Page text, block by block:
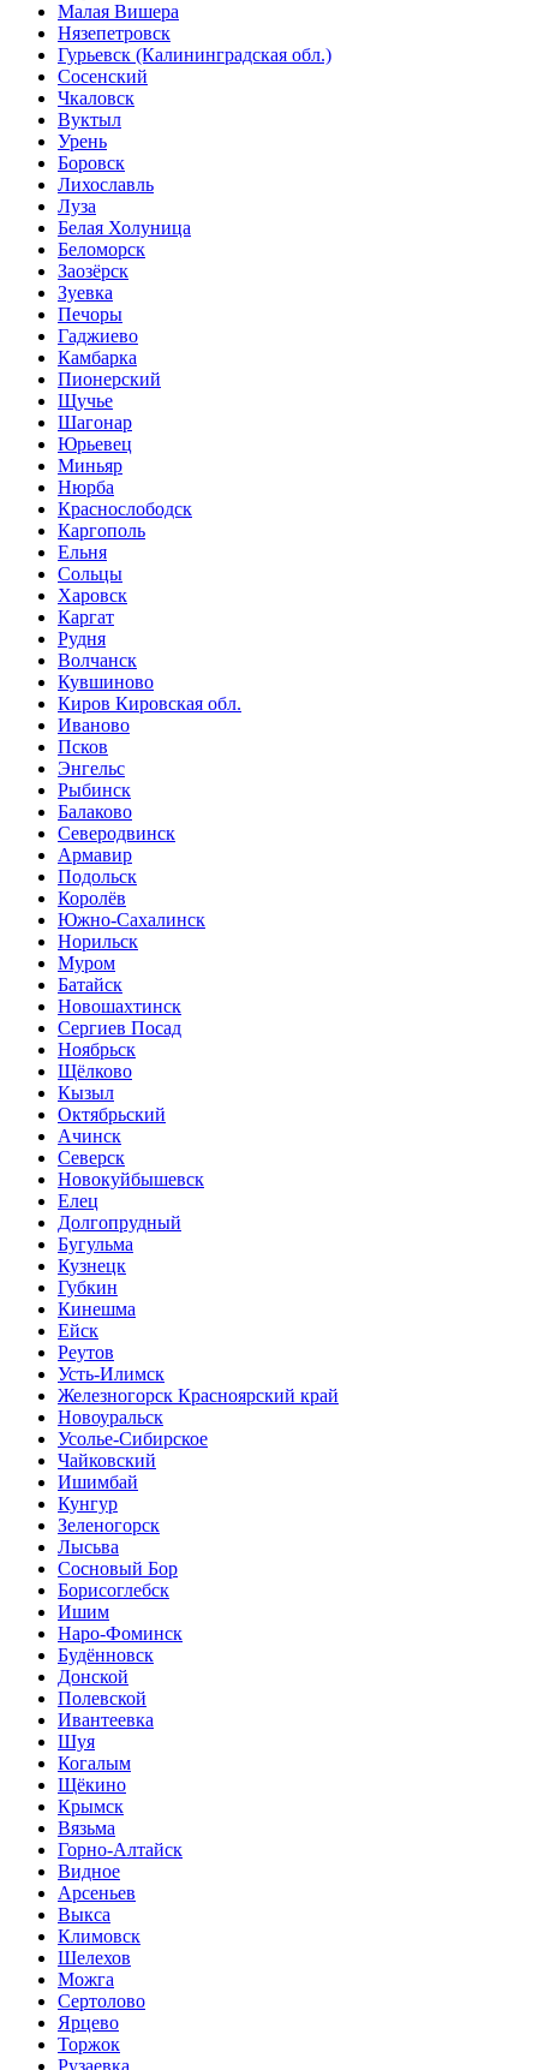
Малая Вишера
Нязепетровск
Гурьевск (Калининградская обл.)
Сосенский
Чкаловск
Вуктыл
Урень
Боровск
Лихославль
Луза
Белая Холуница
Беломорск
Заозёрск
Зуевка
Печоры
Гаджиево
Камбарка
Пионерский
Щучье
Шагонар
Юрьевец
Миньяр
Нюрба
Краснослободск
Каргополь
Ельня
Сольцы
Харовск
Каргат
Рудня
Волчанск
Кувшиново
Киров Кировская обл.
Иваново
Псков
Энгельс
Рыбинск
Балаково
Северодвинск
Армавир
Подольск
Королёв
Южно-Сахалинск
Норильск
Муром
Батайск
Новошахтинск
Сергиев Посад
Ноябрьск
Щёлково
Кызыл
Октябрьский
Ачинск
Северск
Новокуйбышевск
Елец
Долгопрудный
Бугульма
Кузнецк
Губкин
Кинешма
Ейск
Реутов
Усть-Илимск
Железногорск Красноярский край
Новоуральск
Усолье-Сибирское
Чайковский
Ишимбай
Кунгур
Зеленогорск
Лысьва
Сосновый Бор
Борисоглебск
Ишим
Наро-Фоминск
Будённовск
Донской
Полевской
Ивантеевка
Шуя
Когалым
Щёкино
Крымск
Вязьма
Горно-Алтайск
Видное
Арсеньев
Выкса
Климовск
Шелехов
Можга
Сертолово
Ярцево
Торжок
Рузаевка